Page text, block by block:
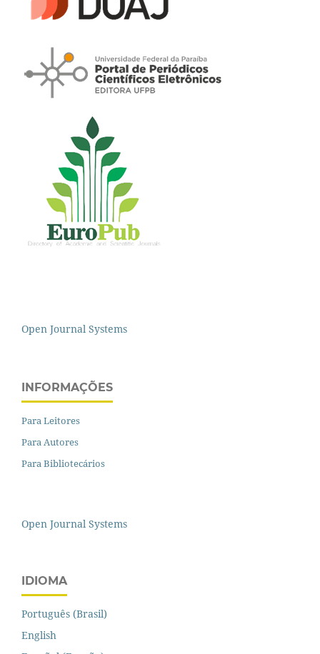
Open Journal Systems
INFORMAÇÕES
Para Leitores
Para Autores
Para Bibliotecários
Open Journal Systems
IDIOMA
Português (Brasil)
English